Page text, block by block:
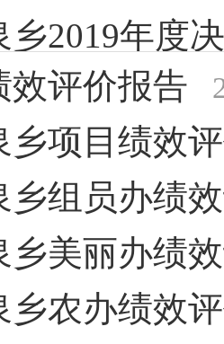
乡2019年度
效评价报告
乡项目绩效
乡组员办绩
乡美丽办绩
乡农办绩效